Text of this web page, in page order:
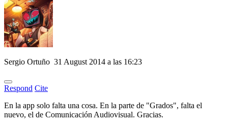
Sergio Ortuño 31 August 2014 a las 16:23
Respond Cite
En la app solo falta una cosa. En la parte de "Grados", falta el
nuevo, el de Comunicación Audiovisual. Gracias.